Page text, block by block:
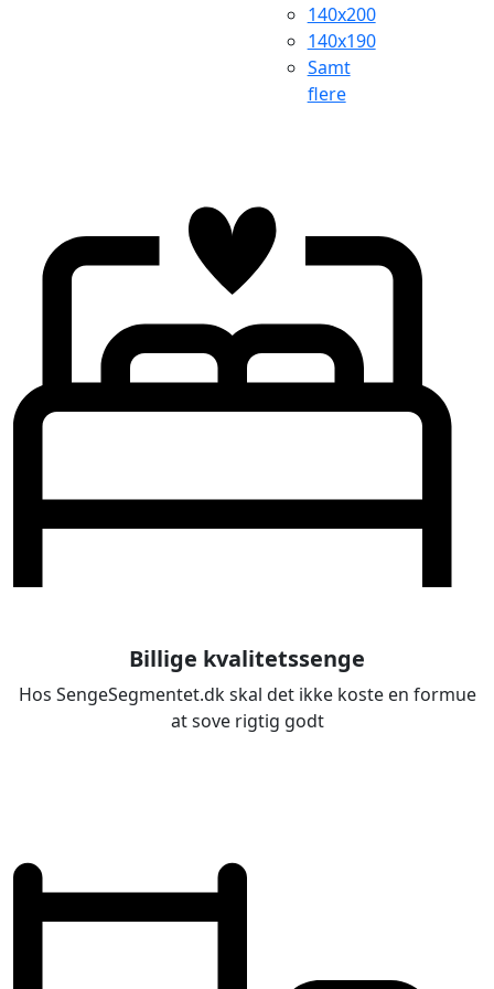
140x200
140x190
Samt
flere
Billige kvalitetssenge
Hos SengeSegmentet.dk skal det ikke koste en formue
at sove rigtig godt